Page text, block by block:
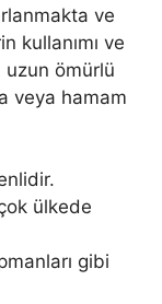
ve
kullanımı ve
uzun ömürlü
veya hamam
ülkede
gibi